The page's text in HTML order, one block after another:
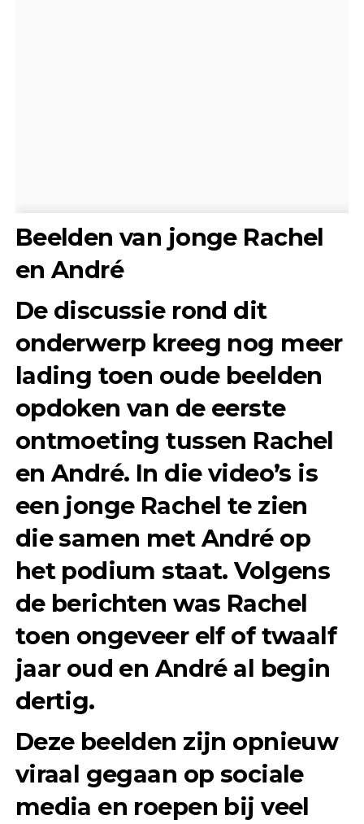
Beelden van jonge Rachel
en André
De discussie rond dit
onderwerp kreeg nog meer
lading toen oude beelden
opdoken van de eerste
ontmoeting tussen Rachel
en André. In die video’s is
een jonge Rachel te zien
die samen met André op
het podium staat. Volgens
de berichten was Rachel
toen ongeveer elf of twaalf
jaar oud en André al begin
dertig.
Deze beelden zijn opnieuw
viraal gegaan op sociale
media en roepen bij veel